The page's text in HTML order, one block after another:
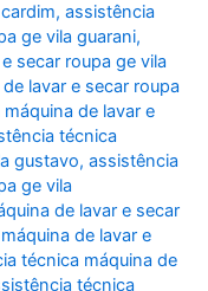
,assistência
ge vila guarani,
secar roupa ge vila
lavar e secar roupa
de lavar e
técnica
gustavo,assistência
ge vila
de lavar e secar
de lavar e
técnica máquina de
técnica